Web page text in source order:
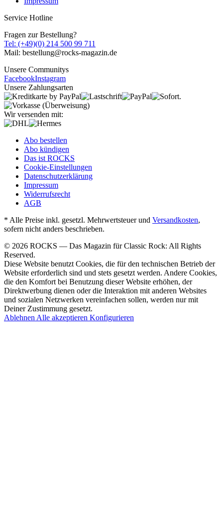
Service Hotline
Fragen zur Bestellung?
Tel: (+49)(0) 214 500 99 711
Mail: bestellung@rocks-magazin.de
Unsere Communitys
FacebookInstagram
Unsere Zahlungsarten
Wir versenden mit:
Abo bestellen
Abo kündigen
Das ist ROCKS
Cookie-Einstellungen
Datenschutzerklärung
Impressum
Widerrufsrecht
AGB
* Alle Preise inkl. gesetzl. Mehrwertsteuer und Versandkosten,
sofern nicht anders beschrieben.
© 2026 ROCKS — Das Magazin für Classic Rock: All Rights
Reserved.
Diese Website benutzt Cookies, die für den technischen Betrieb der
Website erforderlich sind und stets gesetzt werden. Andere Cookies,
die den Komfort bei Benutzung dieser Website erhöhen, der
Direktwerbung dienen oder die Interaktion mit anderen Websites
und sozialen Netzwerken vereinfachen sollen, werden nur mit
Deiner Zustimmung gesetzt.
Ablehnen Alle akzeptieren Konfigurieren